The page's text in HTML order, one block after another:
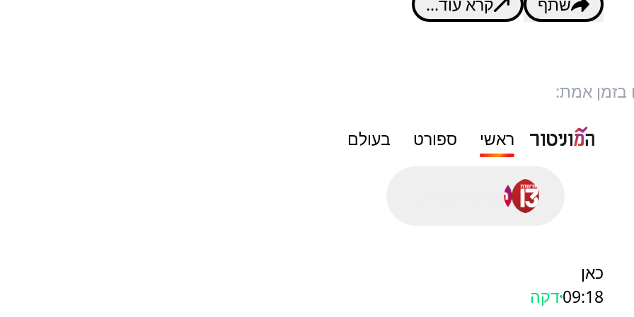
בזמן אמת:
ראשי ספורט בעולם
כאן
09:18דקה